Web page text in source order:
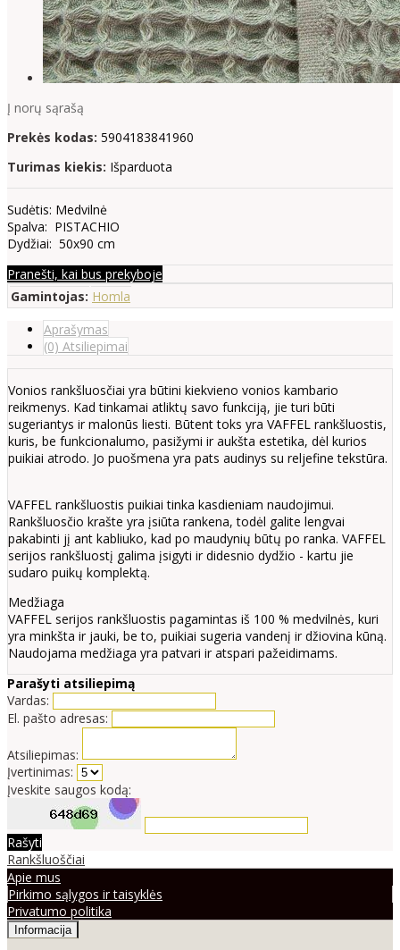
Į norų sąrašą
Prekės kodas: 5904183841960
Turimas kiekis: Išparduota
Sudėtis: Medvilnė
Spalva: PISTACHIO
Dydžiai: 50x90 cm
Pranešti, kai bus prekyboje
Gamintojas: Homla
Aprašymas
(0) Atsiliepimai
Vonios rankšluosčiai yra būtini kiekvieno vonios kambario
reikmenys. Kad tinkamai atliktų savo funkciją, jie turi būti
sugeriantys ir malonūs liesti. Būtent toks yra VAFFEL rankšluostis,
kuris, be funkcionalumo, pasižymi ir aukšta estetika, dėl kurios
puikiai atrodo. Jo puošmena yra pats audinys su reljefine tekstūra.
VAFFEL rankšluostis puikiai tinka kasdieniam naudojimui.
Rankšluosčio krašte yra įsiūta rankena, todėl galite lengvai
pakabinti jį ant kabliuko, kad po maudynių būtų po ranka. VAFFEL
serijos rankšluostį galima įsigyti ir didesnio dydžio - kartu jie
sudaro puikų komplektą.
Medžiaga
VAFFEL serijos rankšluostis pagamintas iš 100 % medvilnės, kuri
yra minkšta ir jauki, be to, puikiai sugeria vandenį ir džiovina kūną.
Naudojama medžiaga yra patvari ir atspari pažeidimams.
Parašyti atsiliepimą
Vardas:
El. pašto adresas:
Atsiliepimas:
Įvertinimas:
Įveskite saugos kodą:
Rašyti
Rankšluoščiai
Apie mus
Pirkimo sąlygos ir taisyklės
Privatumo politika
Informacija